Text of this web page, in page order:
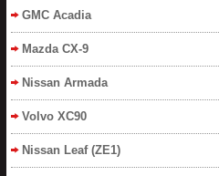
GMC Acadia
Mazda CX-9
Nissan Armada
Volvo XC90
Nissan Leaf (ZE1)